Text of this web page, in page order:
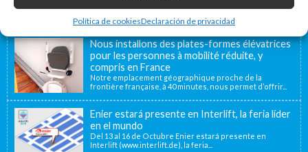
Política de cookiesDeclaración de privacidad
Accessibilité Blog
Nous installons des plates-formes élévatrices
pour les personnes à mobilité réduite, y
compris en France
Notre emplacement géographique proche de la
frontière française, à 40 minutes, nous permet d’offrir...
Enier estará presente en Interlift, la feria líder
en el mundo
Del 13 al 16 de Octubre Enier estará presente en
Interlift (www.interlift.de), la feria...